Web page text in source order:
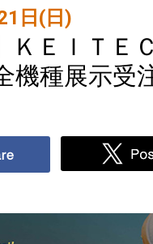
日(日)
ＫＥＩＴＥ
機種展示受